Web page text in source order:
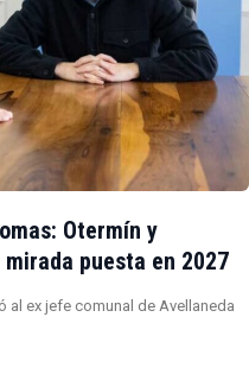
Otermín y
puesta en 2027
al ex jefe comunal de Avellaneda